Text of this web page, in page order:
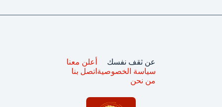
عن ثقف نفسك
سياسة الخصوصية
من نحن
أعلن معنا
اتصل بنا